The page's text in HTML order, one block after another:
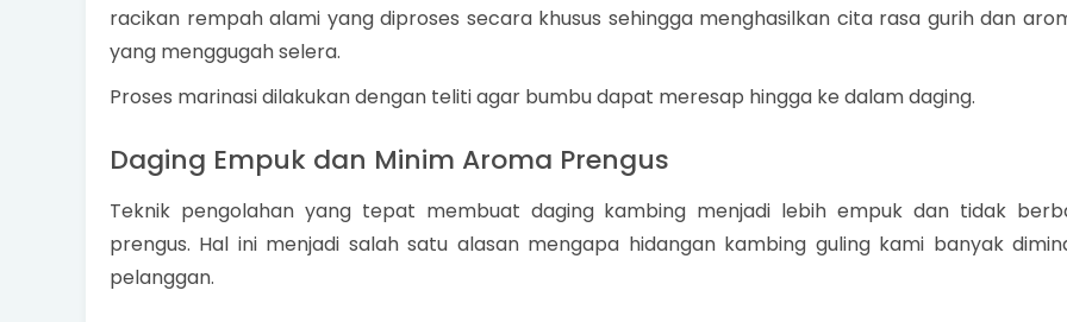
racikan rempah alami yang diproses secara khusus sehingga menghasilkan cita rasa gurih dan
yang menggugah selera.
Proses marinasi dilakukan dengan teliti agar bumbu dapat meresap hingga ke dalam daging.
Daging Empuk dan Minim Aroma Prengus
Teknik pengolahan yang tepat membuat daging kambing menjadi lebih empuk dan tidak
prengus. Hal ini menjadi salah satu alasan mengapa hidangan kambing guling kami banyak
pelanggan.